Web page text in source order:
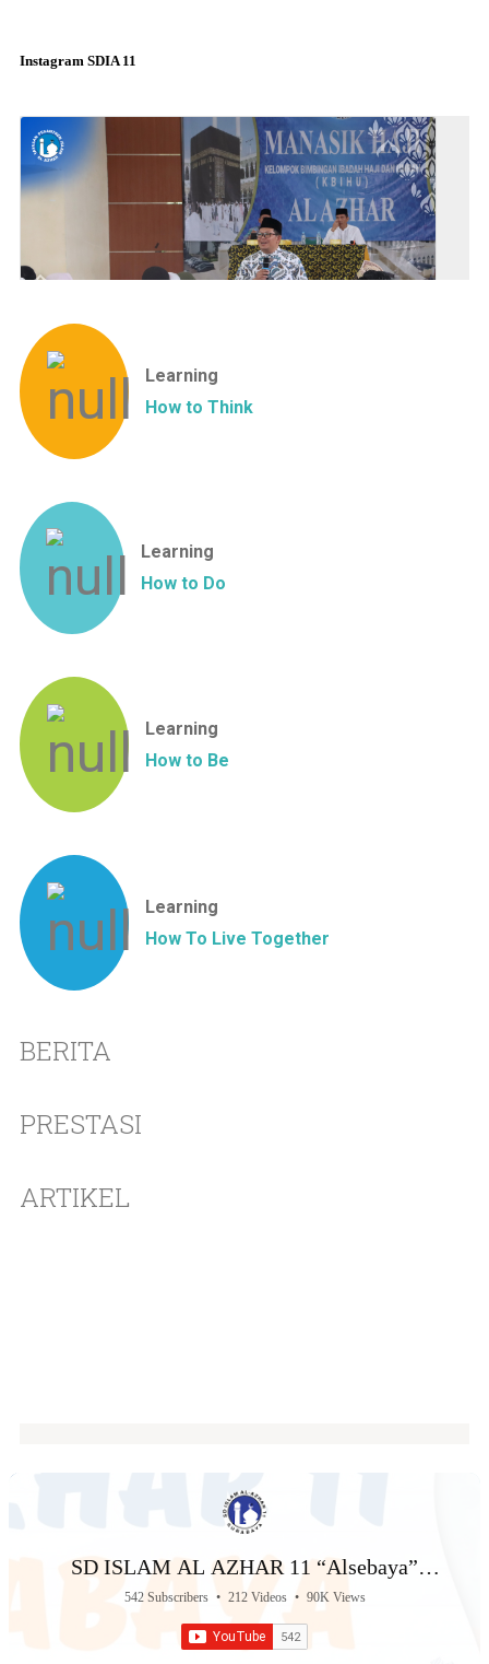
Instagram SDIA 11
Learning
How to Think
Learning
How to Do
Learning
How to Be
Learning
How To Live Together
BERITA
PRESTASI
ARTIKEL
SD ISLAM AL AZHAR 11 “Alsebaya”
Surabaya
542 Subscribers • 212 Videos • 90K Views